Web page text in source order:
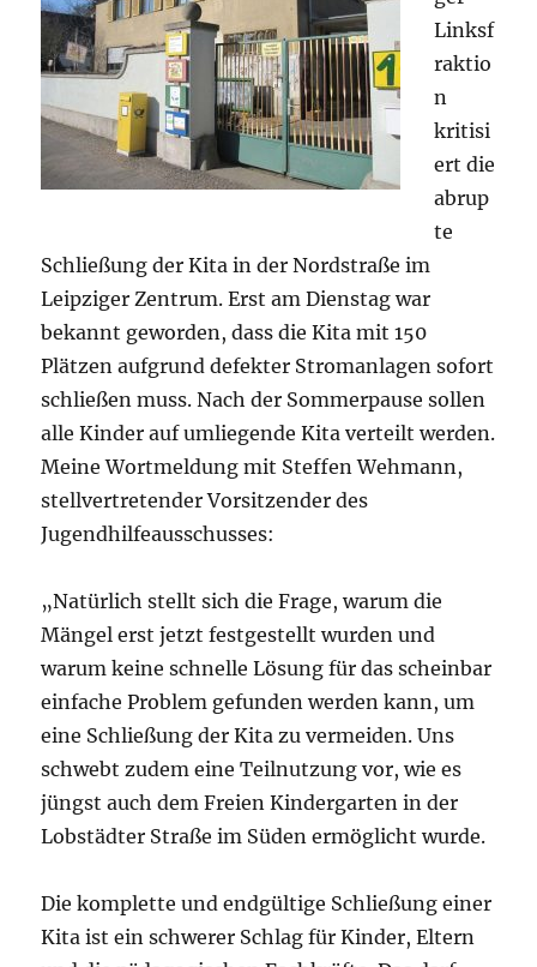
Linksf
raktio
n
kritisi
ert die
abrup
te
Schließung der Kita in der Nordstraße im
Leipziger Zentrum. Erst am Dienstag war
bekannt geworden, dass die Kita mit 150
Plätzen aufgrund defekter Stromanlagen sofort
schließen muss. Nach der Sommerpause sollen
alle Kinder auf umliegende Kita verteilt werden.
Meine Wortmeldung mit Steffen Wehmann,
stellvertretender Vorsitzender des
Jugendhilfeausschusses:
„Natürlich stellt sich die Frage, warum die
Mängel erst jetzt festgestellt wurden und
warum keine schnelle Lösung für das scheinbar
einfache Problem gefunden werden kann, um
eine Schließung der Kita zu vermeiden. Uns
schwebt zudem eine Teilnutzung vor, wie es
jüngst auch dem Freien Kindergarten in der
Lobstädter Straße im Süden ermöglicht wurde.
Die komplette und endgültige Schließung einer
Kita ist ein schwerer Schlag für Kinder, Eltern